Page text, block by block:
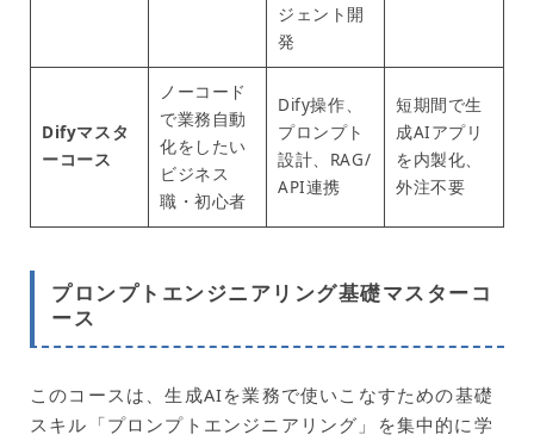
ジェント開
発
Difyマスタ
ーコース
ノーコード
で業務自動
化をしたい
ビジネス
職・初心者
Dify操作、
プロンプト
設計、RAG/
API連携
短期間で生
成AIアプリ
を内製化、
外注不要
プロンプトエンジニアリング基礎マスターコ
ース
このコースは、生成AIを業務で使いこなすための基礎
スキル「プロンプトエンジニアリング」を集中的に学